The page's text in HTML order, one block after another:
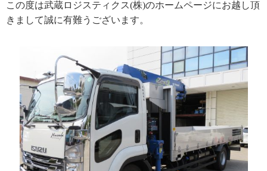
この度は武蔵ロジスティクス(株)のホームページにお越し頂
きまして誠に有難うございます。